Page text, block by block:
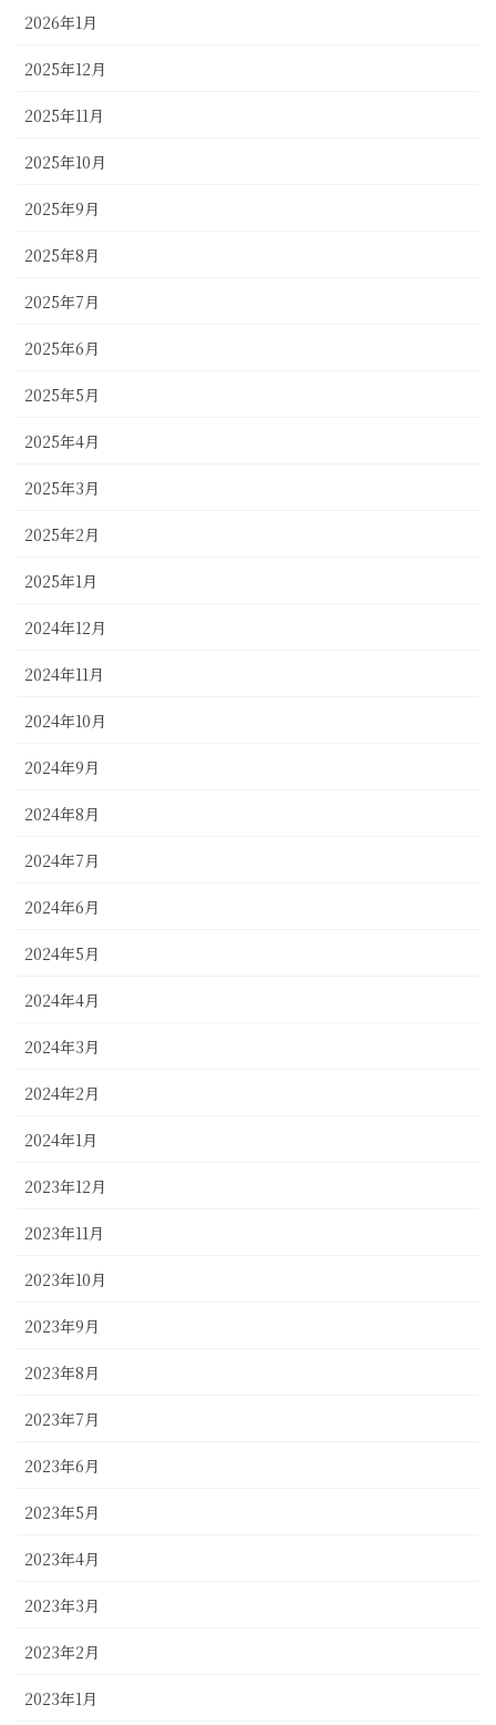
2026年1月
2025年12月
2025年11月
2025年10月
2025年9月
2025年8月
2025年7月
2025年6月
2025年5月
2025年4月
2025年3月
2025年2月
2025年1月
2024年12月
2024年11月
2024年10月
2024年9月
2024年8月
2024年7月
2024年6月
2024年5月
2024年4月
2024年3月
2024年2月
2024年1月
2023年12月
2023年11月
2023年10月
2023年9月
2023年8月
2023年7月
2023年6月
2023年5月
2023年4月
2023年3月
2023年2月
2023年1月